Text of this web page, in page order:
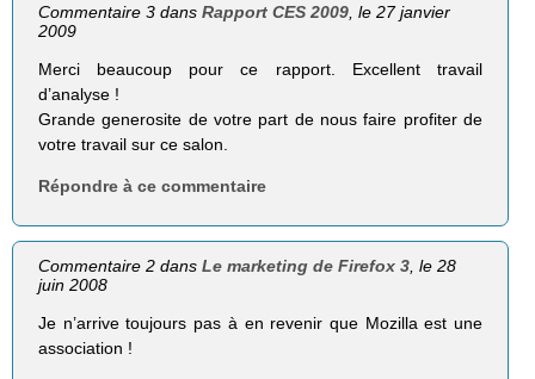
Commentaire 3 dansRapport CES 2009 , le 27 janvier
2009
Merci beaucoup pour ce rapport. Excellent travail
d’analyse !
Grande generosite de votre part de nous faire profiter de
votre travail sur ce salon.
Répondre à ce commentaire
Commentaire 2 dansLe marketing de Firefox 3, le 28
juin 2008
Je n’arrive toujours pas à en revenir que Mozilla est une
association !